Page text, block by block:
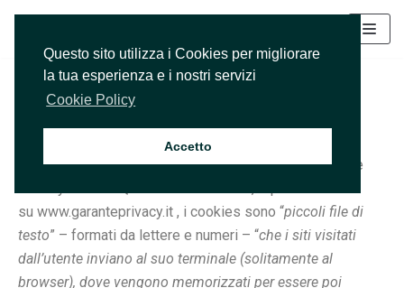
Questo sito utilizza i Cookies per migliorare
la tua esperienza e i nostri servizi
Cookie Policy
Accetto
contenuto
Cookie Policy
Questo sito fa uso di cookie. Come chiarito dal Garante
su www.garanteprivacy.it , i cookies sono “piccoli file di
testo” – formati da lettere e numeri – “che i siti visitati
dall’utente inviano al suo terminale (solitamente al
browser), dove vengono memorizzati per essere poi